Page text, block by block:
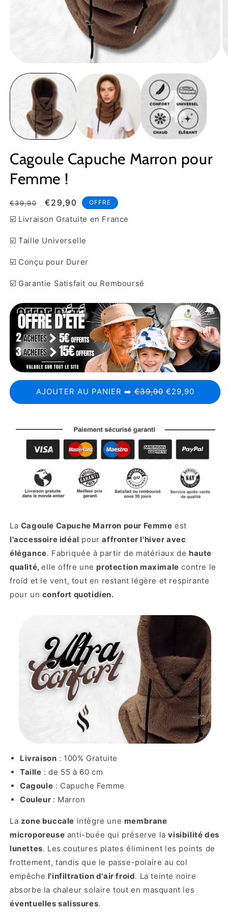
média
1
fenêtre
modale
Cagoule Capuche Marron pour
Femme !
Prix
habituel
€39,90
Prix
soldé
€29,90 OFFRE
☑️ Livraison Gratuite en France
☑️ Taille Universelle
☑️ Conçu pour Durer
☑️ Garantie Satisfait ou Remboursé
AJOUTER AU PANIER ➡️€39,90 €29,90
La Cagoule Capuche Marron pour Femme est
l'accessoire idéal pouraffronter l'hiver avec
élégance. Fabriquée à partir de matériaux de haute
qualité,elle offre une protection maximale contre le
froid et le vent, tout en restant légère et respirante
pour un confort quotidien.
Livraison : 100% Gratuite
Taille : de 55 à 60 cm
Cagoule : Capuche Femme
Couleur : Marron
La zone buccale intègre une membrane
microporeuse anti-buée qui préserve lavisibilité des
lunettes. Les coutures plates éliminent les points de
frottement, tandis que le passe-polaire au col
empêche l'infiltration d'air froid. La teinte noire
absorbe la chaleur solaire tout en masquant les
éventuelles salissures.